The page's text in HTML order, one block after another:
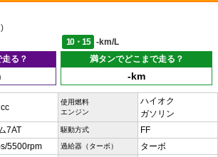
10・15
-km/L
る？
満タンでどこまで走る？
-km
使用燃料
エンジン
ハイオク
ガソリン
7AT 駆動方式 FF
5500rpm 過給器（ターボ） ターボ